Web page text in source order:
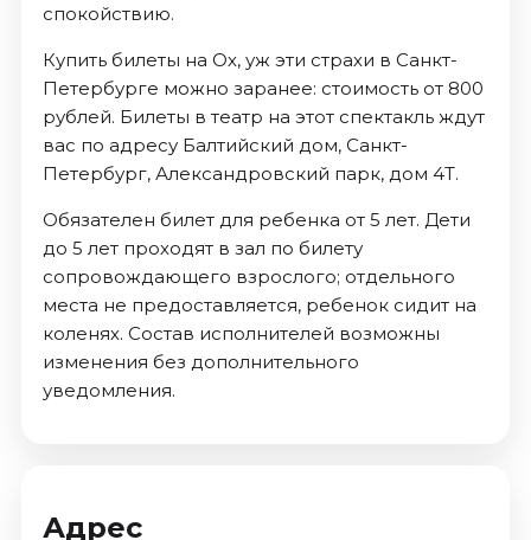
спокойствию.
Купить билеты на Ох, уж эти страхи в Санкт-
Петербурге можно заранее: стоимость от 800
рублей. Билеты в театр на этот спектакль ждут
вас по адресу Балтийский дом, Санкт-
Петербург, Александровский парк, дом 4Т.
Обязателен билет для ребенка от 5 лет. Дети
до 5 лет проходят в зал по билету
сопровождающего взрослого; отдельного
места не предоставляется, ребенок сидит на
коленях. Состав исполнителей возможны
изменения без дополнительного
уведомления.
Адрес